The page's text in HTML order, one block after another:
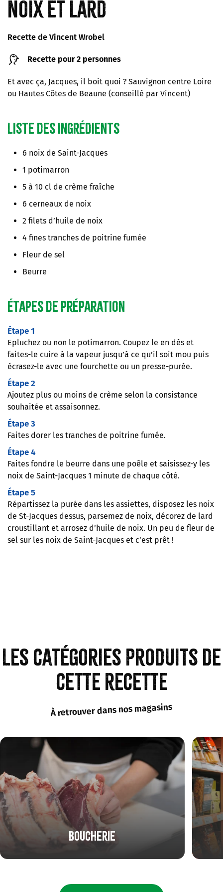
noix et lard
Recette de Vincent Wrobel
Recette pour 2 personnes
Et avec ça, Jacques, il boit quoi ? Sauvignon centre Loire
ou Hautes Côtes de Beaune (conseillé par Vincent)
Liste des ingrédients
6 noix de Saint-Jacques
1 potimarron
5 à 10 cl de crème fraîche
6 cerneaux de noix
2 filets d’huile de noix
4 fines tranches de poitrine fumée
Fleur de sel
Beurre
Étapes de préparation
Étape 1
Epluchez ou non le potimarron. Coupez le en dés et
faites-le cuire à la vapeur jusqu’à ce qu’il soit mou puis
écrasez-le avec une fourchette ou un presse-purée.
Étape 2
Ajoutez plus ou moins de crème selon la consistance
souhaitée et assaisonnez.
Étape 3
Faites dorer les tranches de poitrine fumée.
Étape 4
Faites fondre le beurre dans une poêle et saisissez-y les
noix de Saint-Jacques 1 minute de chaque côté.
Étape 5
Répartissez la purée dans les assiettes, disposez les noix
de St-Jacques dessus, parsemez de noix, décorez de lard
croustillant et arrosez d’huile de noix. Un peu de fleur de
sel sur les noix de Saint-Jacques et c’est prêt !
Les catégories produits de
cette recette
À retrouver dans nos magasins
Boucherie